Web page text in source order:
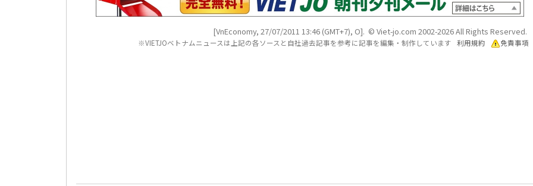
[VnEconomy, 27/07/2011 13:46 (GMT+7), O]. © Viet-jo.com 2002-2026 All Rights Reserved.
※VIETJOベトナムニュースは上記の各ソースと自社過去記事を参考に記事を編集・制作しています 利用規約 免責事項